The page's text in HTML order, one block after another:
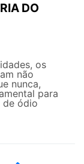
DO
os
não
nunca,
para
de ódio